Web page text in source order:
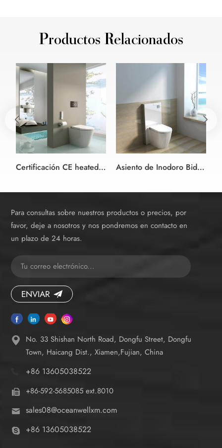
Productos Relacionados
Certificación CE heated eléctrica de asiento de inodoro bidet cuarto de baño con soluciones oculta de la cisterna Asiento de Inodoro Bidet con el color blanco Gabinete de la cisterna
Para consultas sobre nuestros productos o precios, por
favor, deje a nosotros y nos pondremos en contacto en
un plazo de 24 horas.
ENVIAR
No. 33 Shishan North Road, Dongfu Street, Dongfu
Town, Haicang Dist., Xiamen,Fujian, China
+86 13605038522
+86-592-5685085 ext.8010
sales08@oceanwellxm.com
+86 13605038522